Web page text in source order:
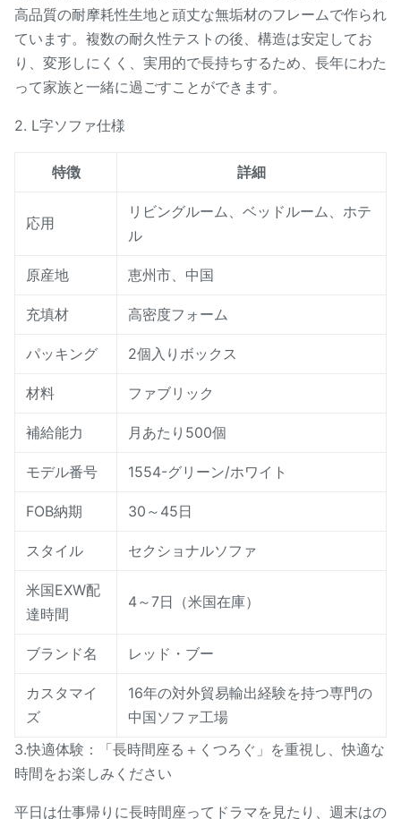
高品質の耐摩耗性生地と頑丈な無垢材のフレームで作られ
ています。複数の耐久性テストの後、構造は安定してお
り、変形しにくく、実用的で長持ちするため、長年にわた
って家族と一緒に過ごすことができます。
2. L字ソファ仕様
特徴 詳細
応用
リビングルーム、ベッドルーム、ホテ
ル
原産地 恵州市、中国
充填材 高密度フォーム
パッキング 2個入りボックス
材料 ファブリック
補給能力 月あたり500個
モデル番号 1554-グリーン/ホワイト
FOB納期 30～45日
スタイル セクショナルソファ
米国EXW配
達時間
4～7日（米国在庫）
ブランド名 レッド・ブー
カスタマイ
ズ
16年の対外貿易輸出経験を持つ専門の
中国ソファ工場
3.快適体験：「長時間座る＋くつろぐ」を重視し、快適な
時間をお楽しみください
平日は仕事帰りに長時間座ってドラマを見たり、週末はの